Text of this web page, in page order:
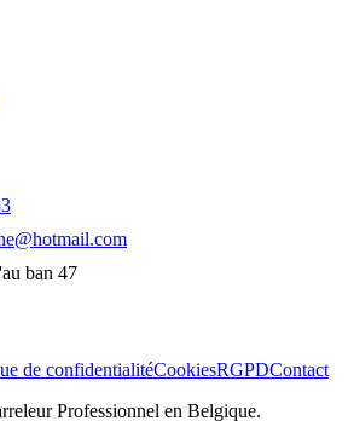
ban 47
de confidentialitéCookiesRGPDContact
Professionnel en Belgique.